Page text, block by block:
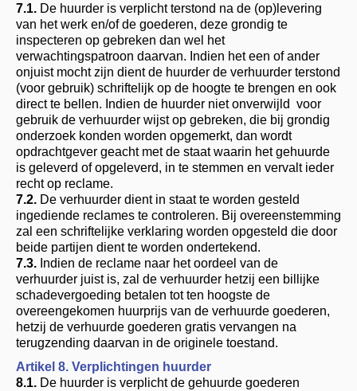
7.1. De huurder is verplicht terstond na de (op)levering
van het werk en/of de goederen, deze grondig te
inspecteren op gebreken dan wel het
verwachtingspatroon daarvan. Indien het een of ander
onjuist mocht zijn dient de huurder de verhuurder terstond
(voor gebruik) schriftelijk op de hoogte te brengen en ook
direct te bellen. Indien de huurder niet onverwijld voor
gebruik de verhuurder wijst op gebreken, die bij grondig
onderzoek konden worden opgemerkt, dan wordt
opdrachtgever geacht met de staat waarin het gehuurde
is geleverd of opgeleverd, in te stemmen en vervalt ieder
recht op reclame.
7.2. De verhuurder dient in staat te worden gesteld
ingediende reclames te controleren. Bij overeenstemming
zal een schriftelijke verklaring worden opgesteld die door
beide partijen dient te worden ondertekend.
7.3. Indien de reclame naar het oordeel van de
verhuurder juist is, zal de verhuurder hetzij een billijke
schadevergoeding betalen tot ten hoogste de
overeengekomen huurprijs van de verhuurde goederen,
hetzij de verhuurde goederen gratis vervangen na
terugzending daarvan in de originele toestand.
Artikel 8. Verplichtingen huurder
8.1. De huurder is verplicht de gehuurde goederen